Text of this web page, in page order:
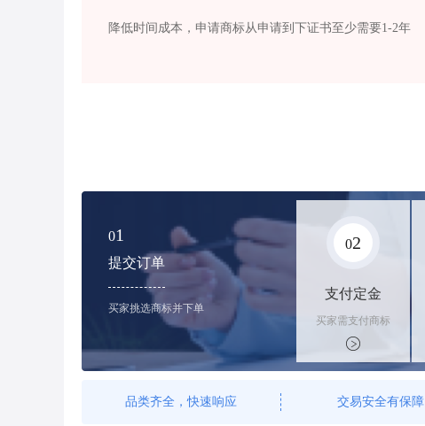
降低时间成本，申请商标从申请到下证书至少需要1-2年
01
提交订单
买家挑选商标并下单
02
支付定金
买家需支付商标
标价的100%的
购买订金
品类齐全，快速响应 交易安全有保障